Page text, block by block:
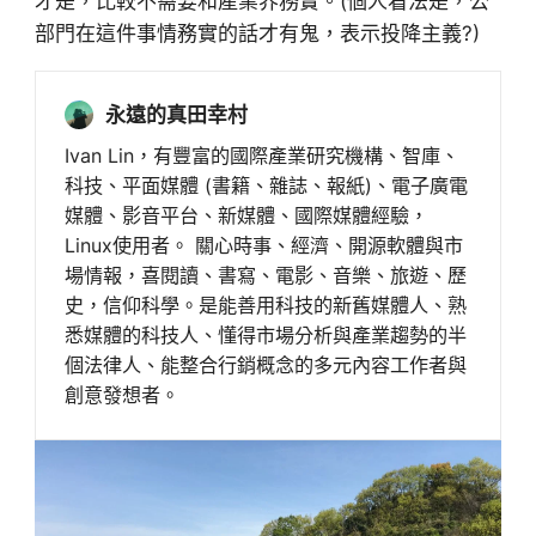
部門在這件事情務實的話才有鬼，表示投降主義?)
永遠的真田幸村
Ivan Lin，有豐富的國際產業研究機構、智庫、
科技、平面媒體 (書籍、雜誌、報紙)、電子廣電
媒體、影音平台、新媒體、國際媒體經驗，
Linux使用者。 關心時事、經濟、開源軟體與市
場情報，喜閱讀、書寫、電影、音樂、旅遊、歷
史，信仰科學。是能善用科技的新舊媒體人、熟
悉媒體的科技人、懂得市場分析與產業趨勢的半
個法律人、能整合行銷概念的多元內容工作者與
創意發想者。